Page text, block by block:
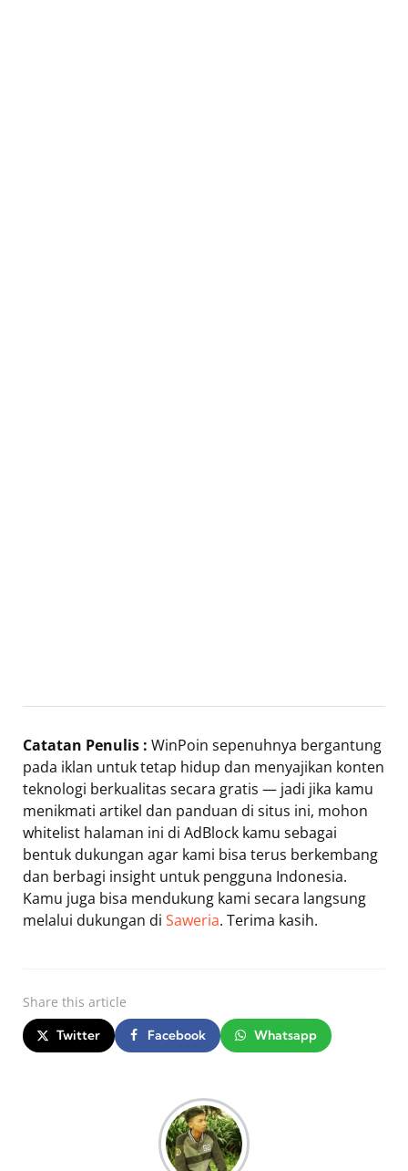
Catatan Penulis : WinPoin sepenuhnya bergantung
pada iklan untuk tetap hidup dan menyajikan konten
teknologi berkualitas secara gratis — jadi jika kamu
menikmati artikel dan panduan di situs ini, mohon
whitelist halaman ini di AdBlock kamu sebagai
bentuk dukungan agar kami bisa terus berkembang
dan berbagi insight untuk pengguna Indonesia.
Kamu juga bisa mendukung kami secara langsung
melalui dukungan di Saweria. Terima kasih.
Share this article
Twitter Facebook Whatsapp